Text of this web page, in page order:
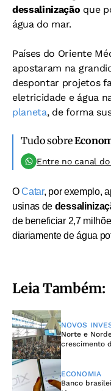
dessalinização que
água do mar.
Países do Oriente
apostaram na
despontar projetos
eletricidade e água
planeta, de forma
Tudo sobre
Entre no canal
OCatar, por exemplo,
usinas de
de beneficiar 2,7
diariamente de água
Leia Também:
NOVOS
Norte e
crescimento
ECONOMIA
Banco